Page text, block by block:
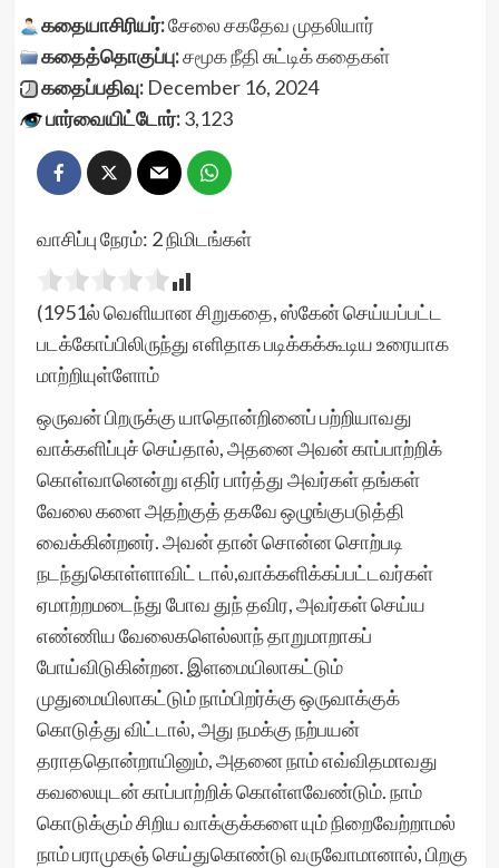
கதையாசிரியர்:சேலை சகதேவ முதலியார்
கதைத்தொகுப்பு:சமூக நீதிசுட்டிக் கதைகள்
கதைப்பதிவு:December 16, 2024
பார்வையிட்டோர்:3,123
வாசிப்பு நேரம்: 2நிமிடங்கள்
(1951ல் வெளியான சிறுகதை, ஸ்கேன் செய்யப்பட்ட
படக்கோப்பிலிருந்து எளிதாக படிக்கக்கூடிய உரையாக
மாற்றியுள்ளோம்
ஒருவன் பிறருக்கு யாதொன்றினைப் பற்றியாவது
வாக்களிப்புச் செய்தால், அதனை அவன் காப்பாற்றிக்
கொள்வானென்று எதிர் பார்த்து அவர்கள் தங்கள்
வேலை களை அதற்குத் தகவே ஒழுங்குபடுத்தி
வைக்கின்றனர். அவன் தான் சொன்ன சொற்படி
நடந்துகொள்ளாவிட் டால்,வாக்களிக்கப்பட்டவர்கள்
ஏமாற்றமடைந்து போவ துந் தவிர, அவர்கள் செய்ய
எண்ணிய வேலைகளெல்லாந் தாறுமாறாகப்
போய்விடுகின்றன. இளமையிலாகட்டும்
முதுமையிலாகட்டும் நாம்பிறர்க்கு ஒருவாக்குக்
கொடுத்து விட்டால், அது நமக்கு நற்பயன்
தராததொன்றாயினும், அதனை நாம் எவ்விதமாவது
கவலையுடன் காப்பாற்றிக் கொள்ளவேண்டும். நாம்
கொடுக்கும் சிறிய வாக்குக்களை யும் நிறைவேற்றாமல்
நாம் பராமுகஞ் செய்துகொண்டு வருவோமானால், பிறகு